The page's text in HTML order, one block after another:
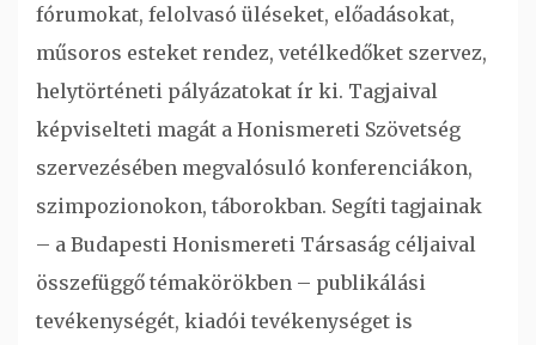
fórumokat, felolvasó üléseket, előadásokat,
műsoros esteket rendez, vetélkedőket szervez,
helytörténeti pályázatokat ír ki. Tagjaival
képviselteti magát a Honismereti Szövetség
szervezésében megvalósuló konferenciákon,
szimpozionokon, táborokban. Segíti tagjainak
– a Budapesti Honismereti Társaság céljaival
összefüggő témakörökben – publikálási
tevékenységét, kiadói tevékenységet is